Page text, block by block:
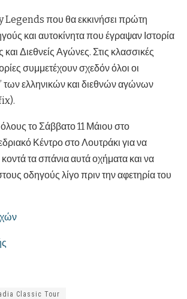
Legends που θα εκκινήσει πρώτη
και αυτοκίνητα που έγραψαν Ιστορία
Διεθνείς Αγώνες. Στις κλασσικές
συμμετέχουν σχεδόν όλοι οι
των ελληνικών και διεθνών αγώνων
το Σάββατο 11 Μάιου στο
Κέντρο στο Λουτράκι για να
τα σπάνια αυτά οχήματα και να
οδηγούς λίγο πριν την αφετηρία του
Classic Tour